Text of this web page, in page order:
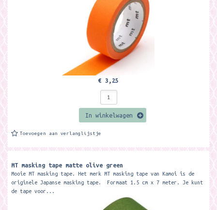
€ 3,25
In winkelwagen
Toevoegen aan verlanglijstje
MT masking tape matte olive green
Mooie MT masking tape. Het merk MT masking tape van Kamoi is de
originele Japanse masking tape. Formaat 1.5 cm x 7 meter. Je kunt
de tape voor...